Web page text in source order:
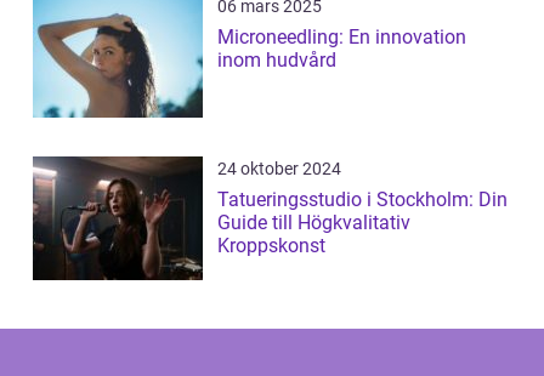
06 mars 2025
Microneedling: En innovation
inom hudvård
24 oktober 2024
Tatueringsstudio i Stockholm: Din
Guide till Högkvalitativ
Kroppskonst